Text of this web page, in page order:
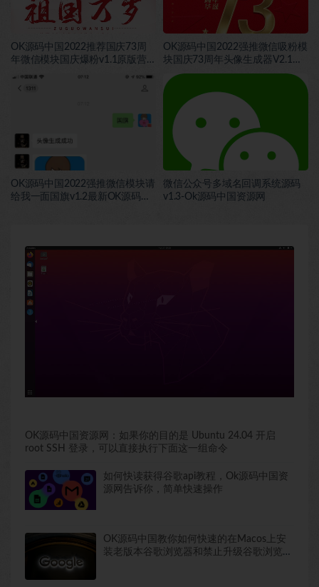
OK源码中国2022推荐国庆73周
年微信模块国庆爆粉v1.1原版营
销吸粉OK源码中国破解
OK源码中国2022强推微信吸粉模
块国庆73周年头像生成器V2.1原
版OK源码中国破解
OK源码中国2022强推微信模块请
给我一面国旗v1.2最新OK源码中
微信公众号多域名回调系统源码
v1.3-Ok源码中国资源网
OK源码中国资源网：如果你的目的是 Ubuntu 24.04 开启
root SSH 登录，可以直接执行下面这一组命令
如何快读获得谷歌api教程，Ok源码中国资
源网告诉你，简单快速操作
OK源码中国教你如何快速的在Macos上安
装老版本谷歌浏览器和禁止升级谷歌浏览器